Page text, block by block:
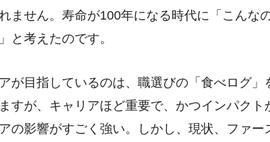
ません。寿命が100年になる時代に「こんな
と考えたのです。
が目指しているのは、職選びの「食べログ
すが、キャリアほど重要で、かつインパク
の影響がすごく強い。しかし、現状、ファ